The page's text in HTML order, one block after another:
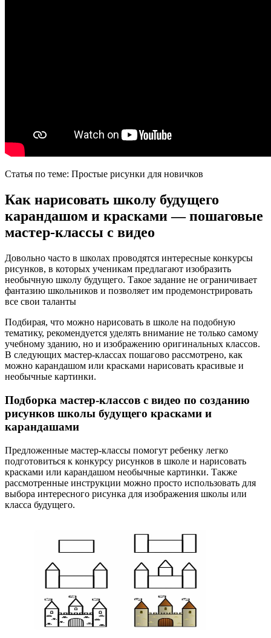
Статья по теме: Простые рисунки для новичков
Как нарисовать школу будущего
карандашом и красками — пошаговые
мастер-классы с видео
Довольно часто в школах проводятся интересные конкурсы
рисунков, в которых ученикам предлагают изобразить
необычную школу будущего. Такое задание не ограничивает
фантазию школьников и позволяет им продемонстрировать
все свои таланты
Подбирая, что можно нарисовать в школе на подобную
тематику, рекомендуется уделять внимание не только самому
учебному зданию, но и изображению оригинальных классов.
В следующих мастер-классах пошагово рассмотрено, как
можно карандашом или красками нарисовать красивые и
необычные картинки.
Подборка мастер-классов с видео по созданию
рисунков школы будущего красками и
карандашами
Предложенные мастер-классы помогут ребенку легко
подготовиться к конкурсу рисунков в школе и нарисовать
красками или карандашом необычные картинки. Также
рассмотренные инструкции можно просто использовать для
выбора интересного рисунка для изображения школы или
класса будущего.